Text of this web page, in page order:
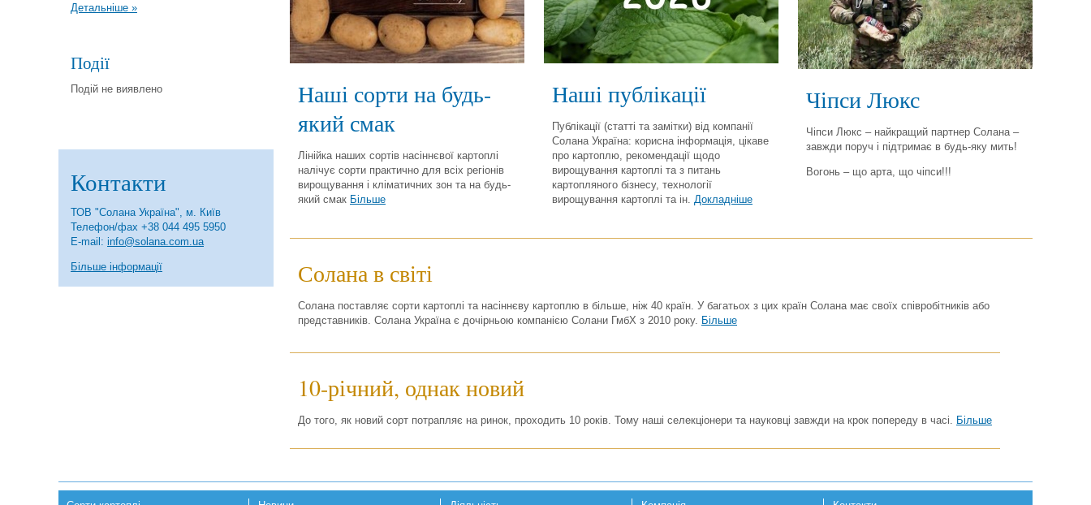
Наші сорти на будь-
який смак
Лінійка наших сортів насіннєвої картоплі
налічує сорти практично для всіх регіонів
вирощування і кліматичних зон та на будь-
який смак Більше
Наші публікації
Публікації (статті та замітки) від компанії
Солана Україна: корисна інформація, цікаве
про картоплю, рекомендації щодо
вирощування картоплі та з питань
картопляного бізнесу, технології
вирощування картоплі та ін. Докладніше
Чіпси Люкс
Чіпси Люкс – найкращий партнер Солана –
завжди поруч і підтримає в будь-яку мить!
Вогонь – що арта, що чіпси!!!
Солана в світі
Солана поставляє сорти картоплі та насіннєву картоплю в більше, ніж 40 країн. У багатьох з цих країн Солана має своїх співробітників або
представників. Солана Україна є дочірньою компанією Солани ГмбХ з 2010 року. Більше
10-річний, однак новий
До того, як новий сорт потрапляє на ринок, проходить 10 років. Тому наші селекціонери та науковці завжди на крок попереду в часі. Більше
Детальніше »
Події
Подій не виявлено
Контакти
ТОВ "Солана Україна", м. Київ
Телефон/фах +38 044 495 5950
E-mail: info@solana.com.ua
Більше інформації